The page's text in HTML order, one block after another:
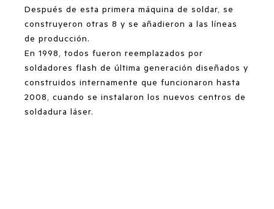
Después de esta primera máquina de soldar, se
construyeron otras 8 y se añadieron a las líneas
de producción.
En 1998, todos fueron reemplazados por
soldadores flash de última generación diseñados y
construidos internamente que funcionaron hasta
2008, cuando se instalaron los nuevos centros de
soldadura láser.